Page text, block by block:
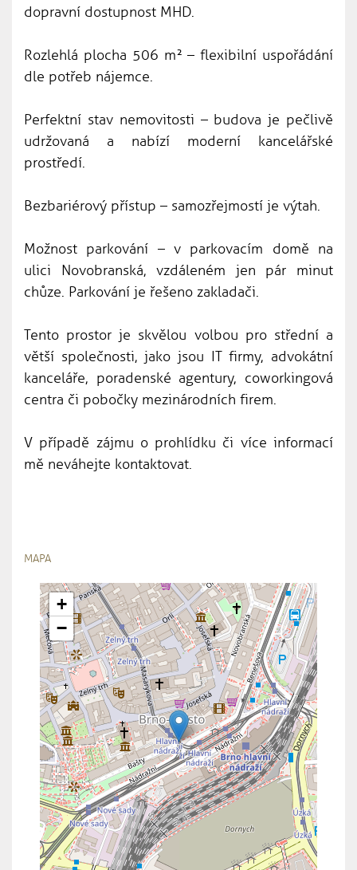
dopravní dostupnost MHD.
Rozlehlá plocha 506 m² – flexibilní uspořádání
dle potřeb nájemce.
Perfektní stav nemovitosti – budova je pečlivě
udržovaná a nabízí moderní kancelářské
prostředí.
Bezbariérový přístup – samozřejmostí je výtah.
Možnost parkování – v parkovacím domě na
ulici Novobranská, vzdáleném jen pár minut
chůze. Parkování je řešeno zakladači.
Tento prostor je skvělou volbou pro střední a
větší společnosti, jako jsou IT firmy, advokátní
kanceláře, poradenské agentury, coworkingová
centra či pobočky mezinárodních firem.
V případě zájmu o prohlídku či více informací
mě neváhejte kontaktovat.
MAPA
+
−